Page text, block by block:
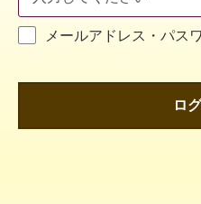
メールアドレス・パス
ロ